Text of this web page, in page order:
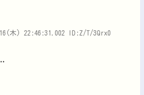
木) 22:46:31.002 ID:Z/T/3Qrx0